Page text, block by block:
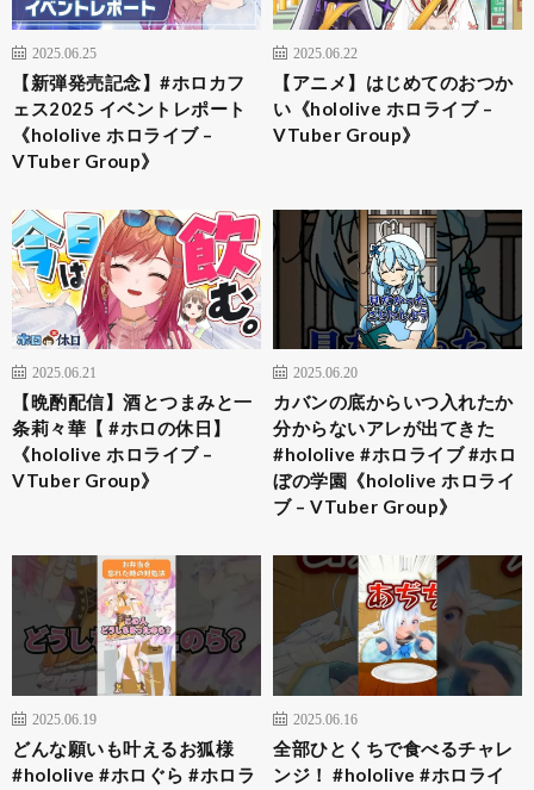
2025.06.25
【新弾発売記念】#ホロカフ
ェス2025 イベントレポート
《hololive ホロライブ –
VTuber Group》
2025.06.22
【アニメ】はじめてのおつか
い《hololive ホロライブ –
VTuber Group》
2025.06.21
【晩酌配信】酒とつまみと一
条莉々華【 #ホロの休日】
《hololive ホロライブ –
VTuber Group》
2025.06.20
カバンの底からいつ入れたか
分からないアレが出てきた
#hololive #ホロライブ #ホロ
ぼの学園《hololive ホロライ
ブ – VTuber Group》
2025.06.19
どんな願いも叶えるお狐様
#hololive #ホロぐら #ホロラ
2025.06.16
全部ひとくちで食べるチャレ
ンジ！ #hololive #ホロライ